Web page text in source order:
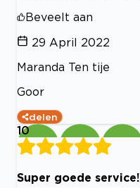
Beveelt aan
29 April 2022
Maranda Ten tije
Goor
delen
10
Super goede service!